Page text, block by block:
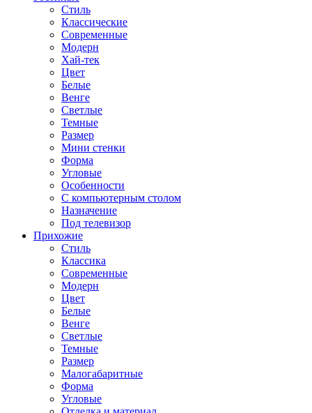
Стиль
Классические
Современные
Модерн
Хай-тек
Цвет
Белые
Венге
Светлые
Темные
Размер
Мини стенки
Форма
Угловые
Особенности
С компьютерным столом
Назначение
Под телевизор
Прихожие
Стиль
Классика
Современные
Модерн
Цвет
Белые
Венге
Светлые
Темные
Размер
Малогабаритные
Форма
Угловые